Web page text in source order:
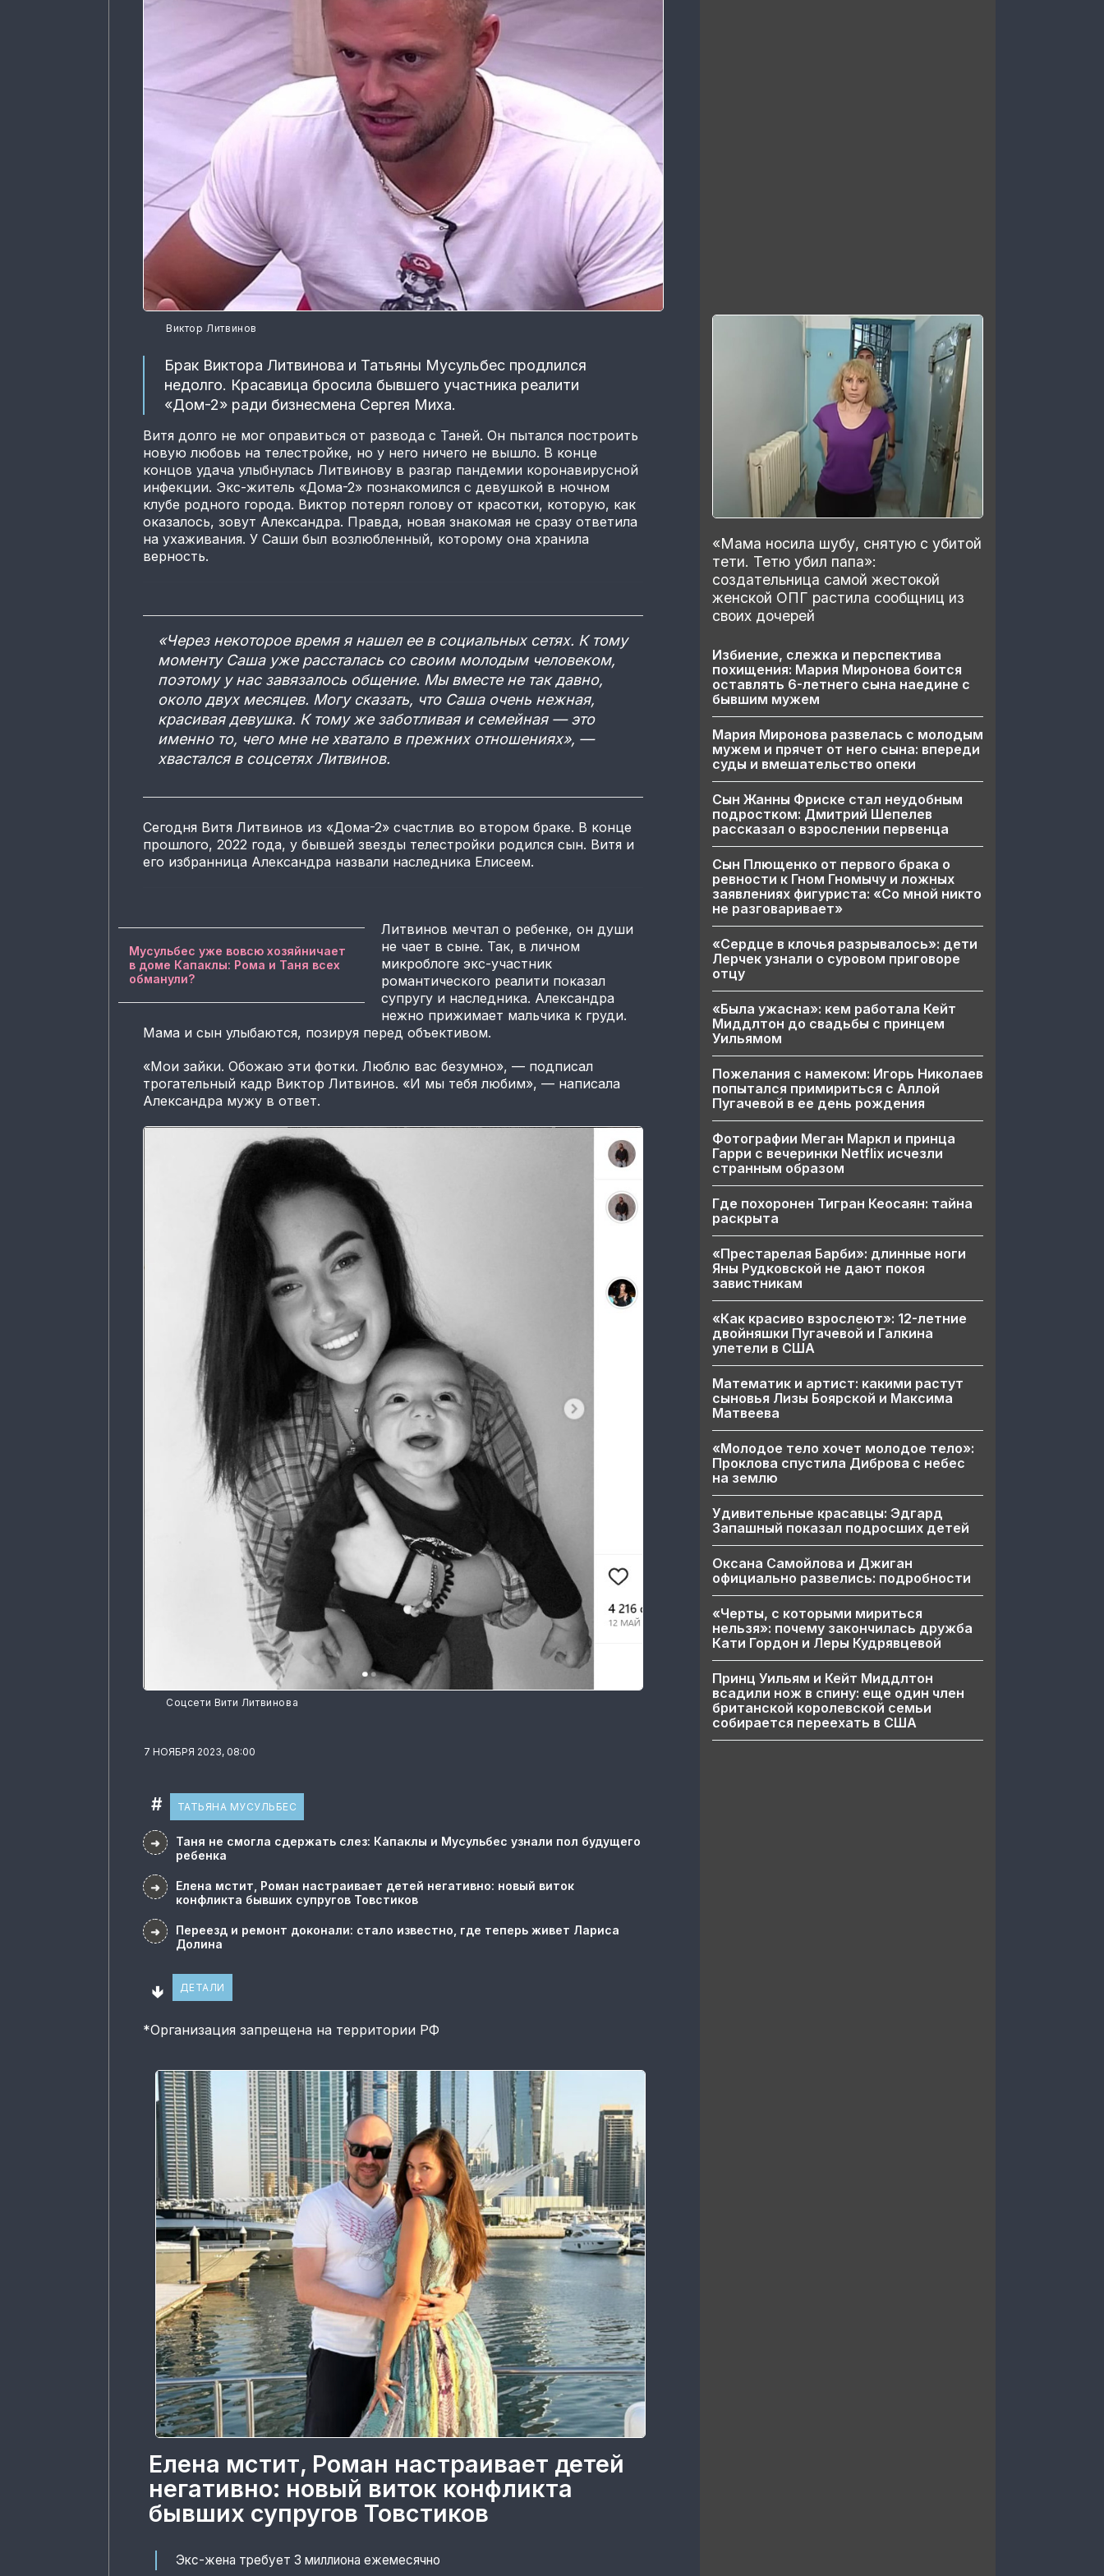
Виктор Литвинов
Брак Виктора Литвинова и Татьяны Мусульбес продлился
недолго. Красавица бросила бывшего участника реалити
«Дом-2» ради бизнесмена Сергея Миха.
Витя долго не мог оправиться от развода с Таней. Он пытался построить
новую любовь на телестройке, но у него ничего не вышло. В конце
концов удача улыбнулась Литвинову в разгар пандемии коронавирусной
инфекции. Экс-житель «Дома-2» познакомился с девушкой в ночном
клубе родного города. Виктор потерял голову от красотки, которую, как
оказалось, зовут Александра. Правда, новая знакомая не сразу ответила
на ухаживания. У Саши был возлюбленный, которому она хранила
верность.
«Через некоторое время я нашел ее в социальных сетях. К тому
моменту Саша уже рассталась со своим молодым человеком,
поэтому у нас завязалось общение. Мы вместе не так давно,
около двух месяцев. Могу сказать, что Саша очень нежная,
красивая девушка. К тому же заботливая и семейная — это
именно то, чего мне не хватало в прежних отношениях», —
хвастался в соцсетях Литвинов.
Сегодня Витя Литвинов из «Дома-2» счастлив во втором браке. В конце
прошлого, 2022 года, у бывшей звезды телестройки родился сын. Витя и
его избранница Александра назвали наследника Елисеем.
Мусульбес уже вовсю хозяйничает
в доме Капаклы: Рома и Таня всех
обманули?
Литвинов мечтал о ребенке, он души
не чает в сыне. Так, в личном
микроблоге экс-участник
романтического реалити показал
супругу и наследника. Александра
нежно прижимает мальчика к груди.
Мама и сын улыбаются, позируя перед объективом.
«Мои зайки. Обожаю эти фотки. Люблю вас безумно», — подписал
трогательный кадр Виктор Литвинов. «И мы тебя любим», — написала
Александра мужу в ответ.
Соцсети Вити Литвинова
7 НОЯБРЯ 2023, 08:00
# ТАТЬЯНА МУСУЛЬБЕС
➜
Таня не смогла сдержать слез: Капаклы и Мусульбес узнали пол будущего
ребенка
➜
Елена мстит, Роман настраивает детей негативно: новый виток
конфликта бывших супругов Товстиков
➜
Переезд и ремонт доконали: стало известно, где теперь живет Лариса
Долина
🢃 ДЕТАЛИ
*Организация запрещена на территории РФ
Елена мстит, Роман настраивает детей
негативно: новый виток конфликта
бывших супругов Товстиков
Экс-жена требует 3 миллиона ежемесячно
«Мама носила шубу, снятую с убитой
тети. Тетю убил папа»:
создательница самой жестокой
женской ОПГ растила сообщниц из
своих дочерей
Избиение, слежка и перспектива
похищения: Мария Миронова боится
оставлять 6-летнего сына наедине с
бывшим мужем
Мария Миронова развелась с молодым
мужем и прячет от него сына: впереди
суды и вмешательство опеки
Сын Жанны Фриске стал неудобным
подростком: Дмитрий Шепелев
рассказал о взрослении первенца
Сын Плющенко от первого брака о
ревности к Гном Гномычу и ложных
заявлениях фигуриста: «Со мной никто
не разговаривает»
«Сердце в клочья разрывалось»: дети
Лерчек узнали о суровом приговоре
отцу
«Была ужасна»: кем работала Кейт
Миддлтон до свадьбы с принцем
Уильямом
Пожелания с намеком: Игорь Николаев
попытался примириться с Аллой
Пугачевой в ее день рождения
Фотографии Меган Маркл и принца
Гарри с вечеринки Netflix исчезли
странным образом
Где похоронен Тигран Кеосаян: тайна
раскрыта
«Престарелая Барби»: длинные ноги
Яны Рудковской не дают покоя
завистникам
«Как красиво взрослеют»: 12-летние
двойняшки Пугачевой и Галкина
улетели в США
Математик и артист: какими растут
сыновья Лизы Боярской и Максима
Матвеева
«Молодое тело хочет молодое тело»:
Проклова спустила Диброва с небес
на землю
Удивительные красавцы: Эдгард
Запашный показал подросших детей
Оксана Самойлова и Джиган
официально развелись: подробности
«Черты, с которыми мириться
нельзя»: почему закончилась дружба
Кати Гордон и Леры Кудрявцевой
Принц Уильям и Кейт Миддлтон
всадили нож в спину: еще один член
британской королевской семьи
собирается переехать в США